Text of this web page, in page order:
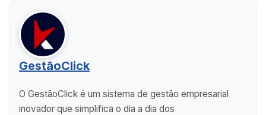
GestãoClick
O GestãoClick é um sistema de gestão empresarial
inovador que simplifica o dia a dia dos